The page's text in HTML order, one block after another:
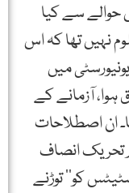
سے کیا
نہیں تھا کہ اس
میں
ہوا، آزمانے کے
ان اصطلاحات
تحریک انصاف
کو‘‘ توڑنے